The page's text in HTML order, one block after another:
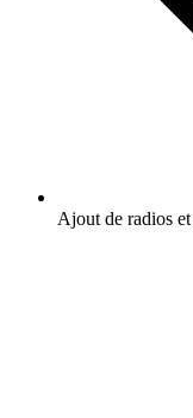
Ajout de radios